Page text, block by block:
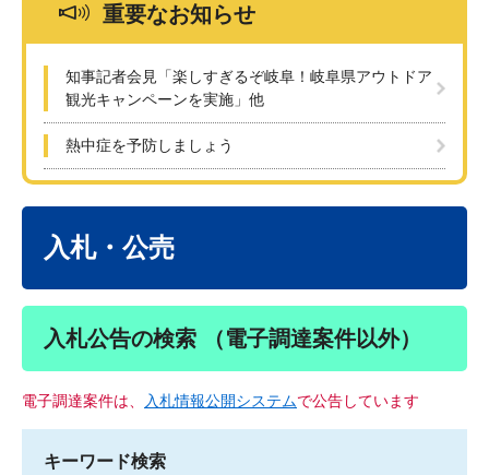
重要なお知らせ
知事記者会見「楽しすぎるぞ岐阜！岐阜県アウトドア
観光キャンペーンを実施」他
熱中症を予防しましょう
入札・公売
入札公告の検索 （電子調達案件以外）
電子調達案件は、 入札情報公開システムで公告しています
キーワード検索